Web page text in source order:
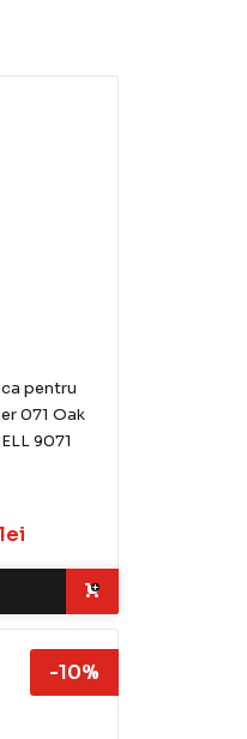
pentru
071 Oak
9071
-10%